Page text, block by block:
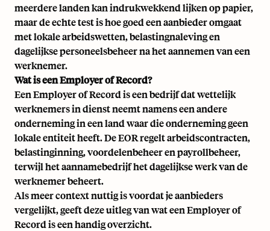
meerdere landen kan indrukwekkend lijken op papier,
maar de echte test is hoe goed een aanbieder omgaat
met lokale arbeidswetten, belastingnaleving en
dagelijkse personeelsbeheer na het aannemen van een
werknemer.
Wat is een Employer of Record?
Een Employer of Record is een bedrijf dat wettelijk
werknemers in dienst neemt namens een andere
onderneming in een land waar die onderneming geen
lokale entiteit heeft. De EOR regelt arbeidscontracten,
belastinginning, voordelenbeheer en payrollbeheer,
terwijl het aannamebedrijf het dagelijkse werk van de
werknemer beheert.
Als meer context nuttig is voordat je aanbieders
vergelijkt, geeft deze uitleg vanwat een Employer of
Record iseen handig overzicht.